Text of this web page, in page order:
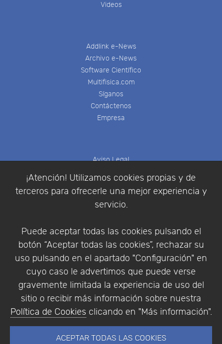
¡Atención! Utilizamos cookies propias y de
terceros para ofrecerle una mejor experiencia y
servicio.
Puede aceptar todas las cookies pulsando el
botón “Aceptar todas las cookies”, rechazar su
uso pulsando en el apartado "Configuración" en
cuyo caso le advertimos que puede verse
gravemente limitada la experiencia de uso del
sitio o recibir más información sobre nuestra
Política de Cookies clicando en "Más información".
ACEPTAR TODAS LAS COOKIES
Videos
Addlink e-News
Archivo e-News
Software Científico
Multifisica.com
Síganos
Contáctenos
Empresa
Aviso Legal
Política de Privacidad
Condiciones de compra
Identificarse
Empresa|Aviso Legal| Política de Privacidad |
Política de Cookies
© Copyright 1994 - 2026. Addlink Software
Científico, S.L.